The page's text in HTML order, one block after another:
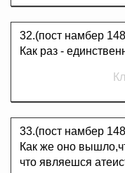
32.(пост намбер
Как раз -
33.(пост намбер
Как же оно
что являешся